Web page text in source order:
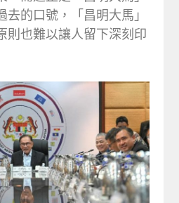
的口號，「昌明大馬」
則也難以讓人留下深刻印